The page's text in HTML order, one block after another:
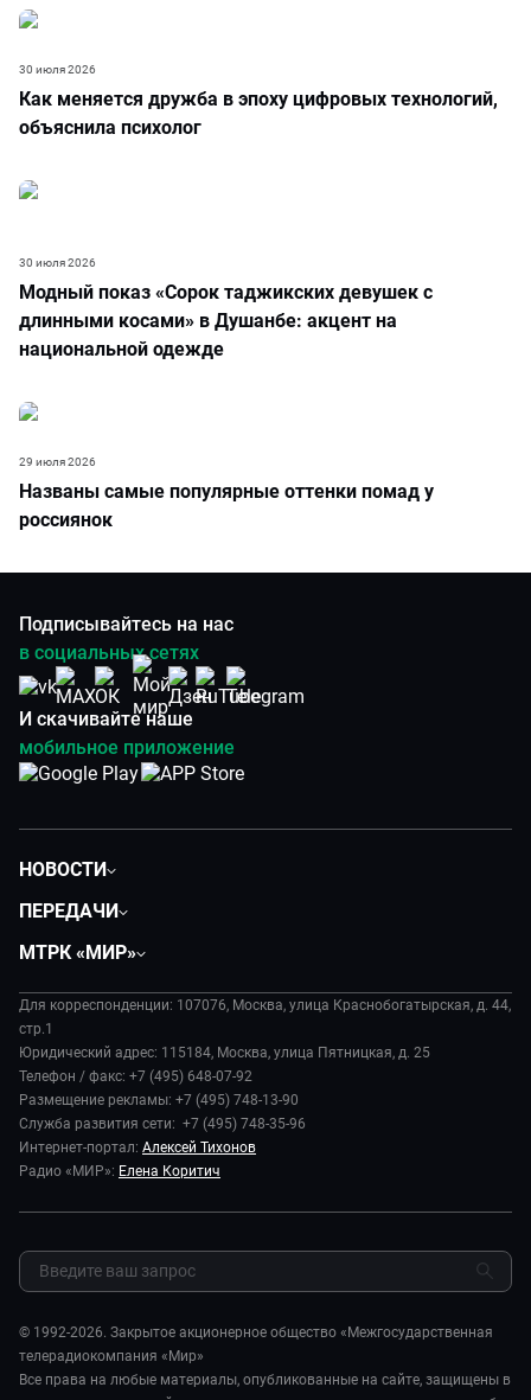
Как меняется дружба в эпоху цифровых технологий,
объяснила психолог
30 июля 2026
Модный показ «Сорок таджикских девушек с
длинными косами» в Душанбе: акцент на
национальной одежде
30 июля 2026
Названы самые популярные оттенки помад у
россиянок
29 июля 2026
Подписывайтесь на нас
в социальных сетях
И скачивайте наше
мобильное приложение
НОВОСТИ
Экономика
Происшествия
В содружестве
В мире
Наука и технологии
Здоровье и медицина
Спорт
Шоу-бизнес
Стиль жизни
Сад и огород
ПЕРЕДАЧИ
Дела судебные
Диктор делает
Игра в кино
Игра в кино. Мультфильмы
Исторический детектив
Миллион за 5 минут
Мировое соглашение
Предварительный диагноз
Пять причин поехать в...
МТРК «МИР»
История
Руководство
Новости компании
Пресса о нас
Карьера
Реклама
Закупки и тендеры
Обратная связь
Для корреспонденции: 107076, Москва, улица Краснобогатырская, д. 44,
стр.1
Юридический адрес: 115184, Москва, улица Пятницкая, д. 25
Телефон / факс: +7 (495) 648-07-92
Размещение рекламы: +7 (495) 748-13-90
Служба развития сети: +7 (495) 748-35-96
Интернет-портал: Алексей Тихонов
Радио «МИР»: Елена Коритич
© 1992-2026. Закрытое акционерное общество «Межгосударственная
телерадиокомпания «Мир»
Все права на любые материалы, опубликованные на сайте, защищены в